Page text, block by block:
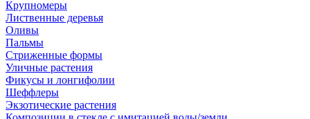
Крупномеры
Лиственные деревья
Оливы
Пальмы
Стриженные формы
Уличные растения
Фикусы и лонгифолии
Шеффлеры
Экзотические растения